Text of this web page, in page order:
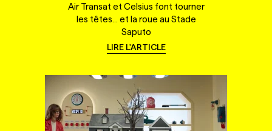
Air Transat et Celsius font tourner
les têtes... et la roue au Stade
Saputo
LIRE L'ARTICLE